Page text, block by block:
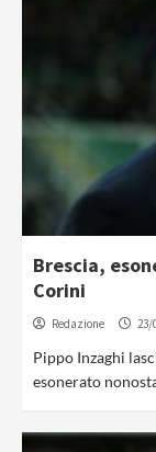
Brescia,
Corini
Redazione 23/
Pippo Inzaghi
esonerato